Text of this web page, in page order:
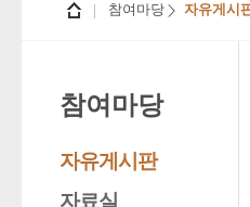
참여마당 자유게시
참여마당
자유게시판
자료실